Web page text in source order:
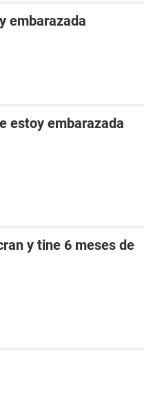
embarazada
estoy embarazada
y tine 6 meses de